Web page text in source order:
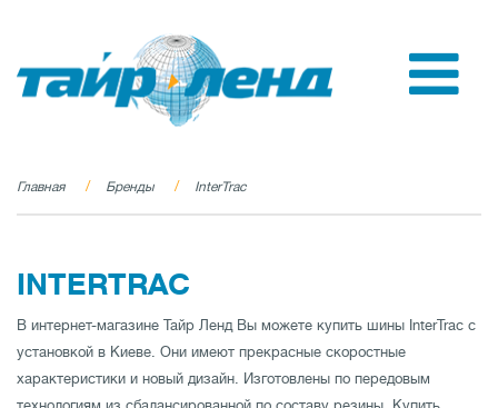
Главная Бренды InterTrac
INTERTRAC
В интернет-магазине Тайр Ленд Вы можете купить шины InterTrac с
установкой в Киеве. Они имеют прекрасные скоростные
характеристики и новый дизайн. Изготовлены по передовым